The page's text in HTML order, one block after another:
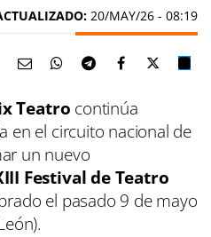
20/MAY/26 - 08:19
Teatro continúa
en el circuito nacional de
un nuevo
Festival de Teatro
el pasado 9 de mayo